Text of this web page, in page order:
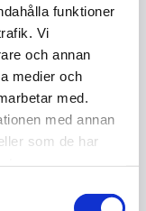
funktioner
Vi
och annan
medier och
med.
med annan
som de har